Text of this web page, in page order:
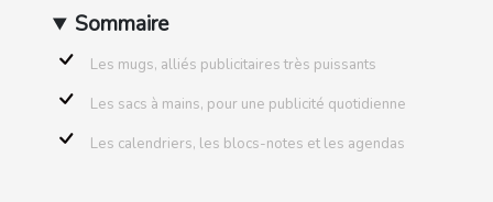
Sommaire
Les mugs, alliés publicitaires très puissants
Les sacs à mains, pour une publicité quotidienne
Les calendriers, les blocs-notes et les agendas